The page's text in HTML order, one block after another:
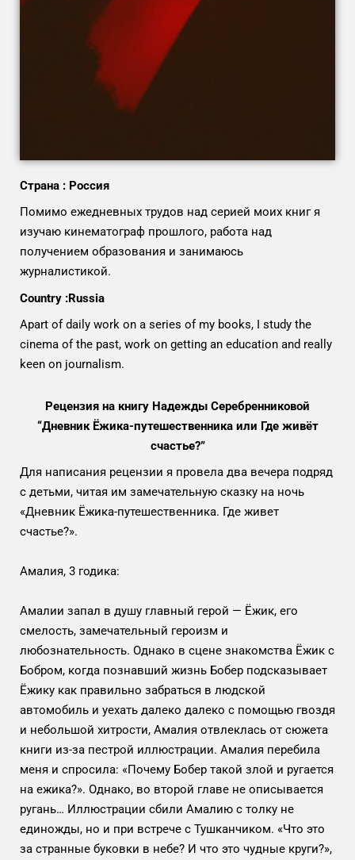
Страна : Россия
Помимо ежедневных трудов над серией моих книг я
изучаю кинематограф прошлого, работа над
получением образования и занимаюсь
журналистикой.
Country :Russia
Apart of daily work on a series of my books, I study the
cinema of the past, work on getting an education and really
keen on journalism.
Рецензия на книгу Надежды Серебренниковой
“Дневник Ёжика-путешественника или Где живёт
счастье?”
Для написания рецензии я провела два вечера подряд
с детьми, читая им замечательную сказку на ночь
«Дневник Ёжика-путешественника. Где живет
счастье?».
Амалия, 3 годика:
Амалии запал в душу главный герой — Ёжик, его
смелость, замечательный героизм и
любознательность. Однако в сцене знакомства Ёжик с
Бобром, когда познавший жизнь Бобер подсказывает
Ёжику как правильно забраться в людской
автомобиль и уехать далеко далеко с помощью гвоздя
и небольшой хитрости, Амалия отвлеклась от сюжета
книги из-за пестрой иллюстрации. Амалия перебила
меня и спросила: «Почему Бобер такой злой и ругается
на ежика?». Однако, во второй главе не описывается
ругань… Иллюстрации сбили Амалию с толку не
единожды, но и при встрече с Тушканчиком. «Что это
за странные буковки в небе? И что это чудные круги?»,